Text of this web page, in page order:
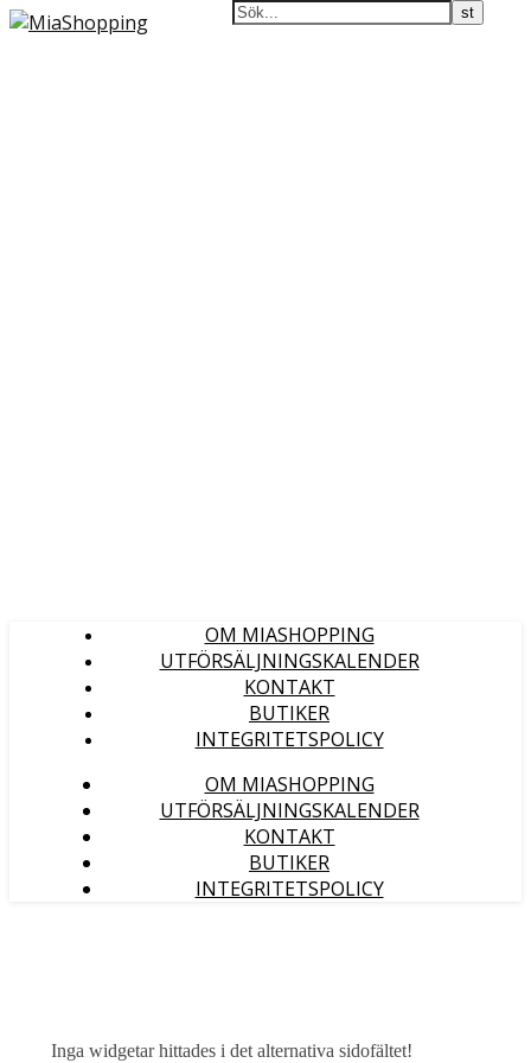
OM MIASHOPPING
UTFÖRSÄLJNINGSKALENDER
KONTAKT
BUTIKER
INTEGRITETSPOLICY
OM MIASHOPPING
UTFÖRSÄLJNINGSKALENDER
KONTAKT
BUTIKER
INTEGRITETSPOLICY
Inga widgetar hittades i det alternativa sidofältet!